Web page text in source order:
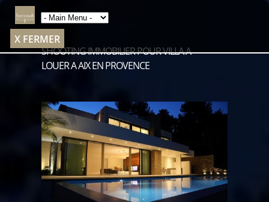
X FERMER
SHOOTING IMMOBILIER POUR VILLA A
LOUER A AIX EN PROVENCE